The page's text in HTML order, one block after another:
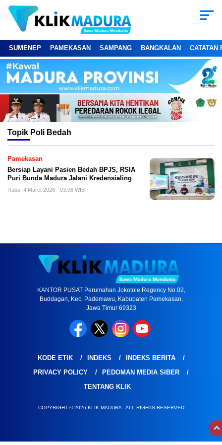
SUMENEP PAMEKASAN SAMPANG BANGKALAN CATATAN
Topik Poli Bedah
Pamekasan
Bersiap Layani Pasien Bedah BPJS, RSIA
Puri Bunda Madura Jalani Kredensialing
Rabu, 4 Maret 2026 - 03:06 WIB
KANTOR PUSAT Perumahan Jokotole Regency No.02,
Buddagan, Kec. Pademawu, Kabupaten Pamekasan,
Jawa Timur 69323
KODE ETIK INDEKS
INDEKS BERITA
PRIVACY POLICY
PEDOMAN MEDIA SIBER
TENTANG KLIK
COPYRIGHT © 2026 KLIK MADURA - ALL RIGHTS RESERVED